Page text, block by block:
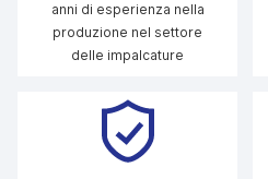
anni di esperienza nella
produzione nel settore
delle impalcature